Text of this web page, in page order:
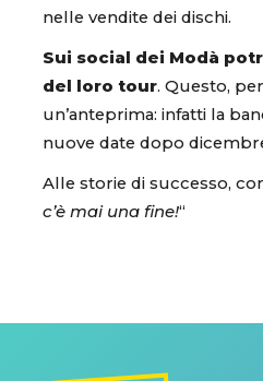
nelle vendite dei dischi.
Sui social dei Modà
del loro tour. Questo,
un’anteprima: infatti la
nuove date dopo
Alle storie di successo,
c’è mai una fine!“